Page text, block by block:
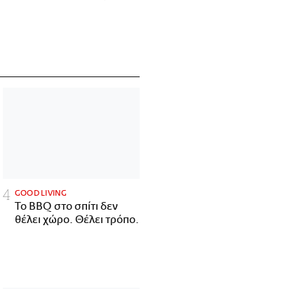
GOOD LIVING
Το BBQ στο σπίτι δεν
θέλει χώρο. Θέλει τρόπο.